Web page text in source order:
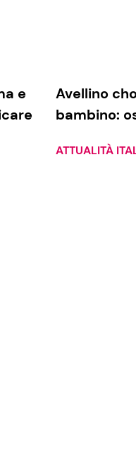
e
Avellino
bambino:
ATTUALITÀ